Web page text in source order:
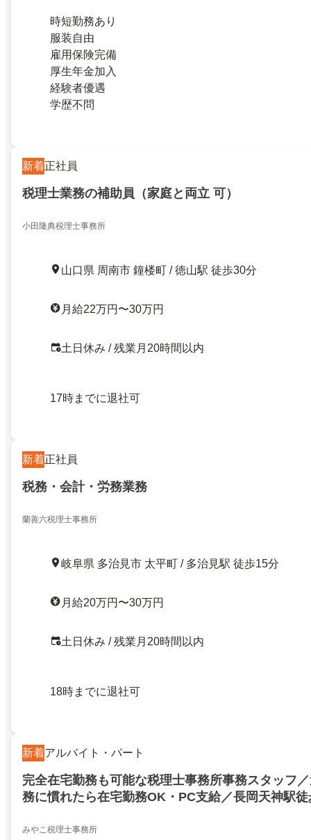
時短勤務あり
服装自由
雇用保険完備
厚生年金加入
経験者優遇
学歴不問
新着正社員
税理士業務の補助員（家庭と両立 可）
小田隆典税理士事務所
山口県 周南市 鐘楼町 / 徳山駅 徒歩30分
月給22万円〜30万円
土日休み / 残業月20時間以内
17時までに退社可
新着正社員
税務・会計・労務業務
蘭善六税理士事務所
岐阜県 多治見市 太平町 / 多治見駅 徒歩15分
月給20万円〜30万円
土日休み / 残業月20時間以内
18時までに退社可
新着アルバイト・パート
完全在宅勤務も可能な税理士事務所事務スタッフ
務に慣れたら在宅勤務OK・PC支給／長岡天神駅
／家庭と両立しやすい職場です
みやこ税理士事務所